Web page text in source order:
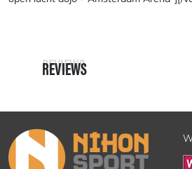
REVIEWS
REVIEWS